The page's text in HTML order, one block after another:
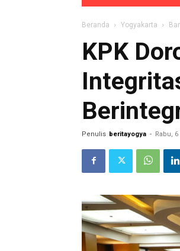
Beranda Yogyakarta
KPK
Penulis beritayogya - Rabu,